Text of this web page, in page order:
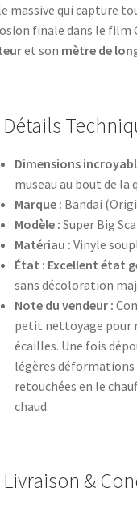
massive qui capture
finale dans le film
et son mètre de
Détails
Dimensions
museau au bout de la
Marque : Bandai
Modèle : Super Big
Matériau : Vinyle
État : Excellent état
sans décoloration
Note du vendeur :
petit nettoyage pour
écailles. Une fois
légères
retouchées en le
chaud.
Livraison &